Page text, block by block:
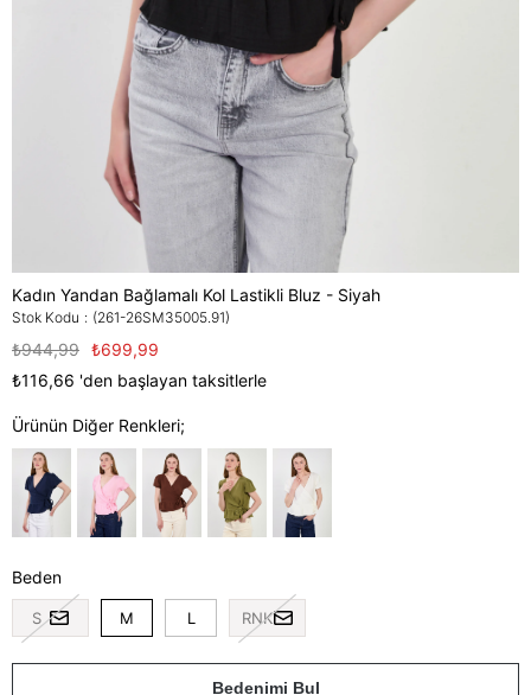
Kadın Yandan Bağlamalı Kol Lastikli Bluz - Siyah
Stok Kodu (261-26SM35005.91)
₺944,99 ₺699,99
₺116,66 'den başlayan taksitlerle
Ürünün Diğer Renkleri;
Beden
S M L RNK
Bedenimi Bul